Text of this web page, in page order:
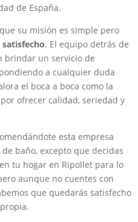
de España.
su misión es simple pero
. El equipo detrás de
brindar un servicio de
a cualquier duda
el boca a boca como la
ofrecer calidad, seriedad y
esta empresa
baño, excepto que decidas
tu hogar en Ripollet para lo
aunque no cuentes con
que quedarás satisfecho